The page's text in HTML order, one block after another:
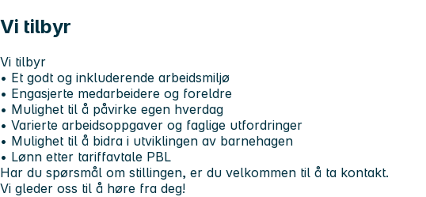
Vi tilbyr
Vi tilbyr
• Et godt og inkluderende arbeidsmiljø
• Engasjerte medarbeidere og foreldre
• Mulighet til å påvirke egen hverdag
• Varierte arbeidsoppgaver og faglige utfordringer
• Mulighet til å bidra i utviklingen av barnehagen
• Lønn etter tariffavtale PBL
Har du spørsmål om stillingen, er du velkommen til å ta kontakt.
Vi gleder oss til å høre fra deg!